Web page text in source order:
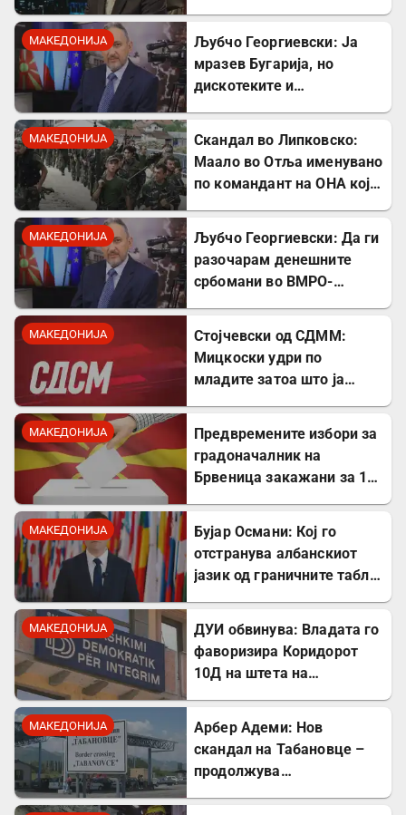
МАКЕДОНИЈА
Љубчо Георгиевски: Ја
мразев Бугарија, но
дискотеките и
сликата
МАКЕДОНИЈА
Скандал во Липковско:
Маало во Отља именувано
по командант на ОНА кој
МАКЕДОНИЈА
Љубчо Георгиевски: Да ги
разочарам денешните
србомани во ВМРО-
Драган Богдановски беа
против Србославија
МАКЕДОНИЈА
Стојчевски од СДММ:
Мицкоски удри по
младите затоа што ја
МАКЕДОНИЈА
Предвремените избори за
градоначалник на
Брвеница закажани за 18
МАКЕДОНИЈА
Бујар Османи: Кој го
отстранува албанскиот
јазик од граничните табли,
МАКЕДОНИЈА
ДУИ обвинува: Владата го
фаворизира Коридорот
10Д на штета на
МАКЕДОНИЈА
Арбер Адеми: Нов
скандал на Табановце –
продолжува